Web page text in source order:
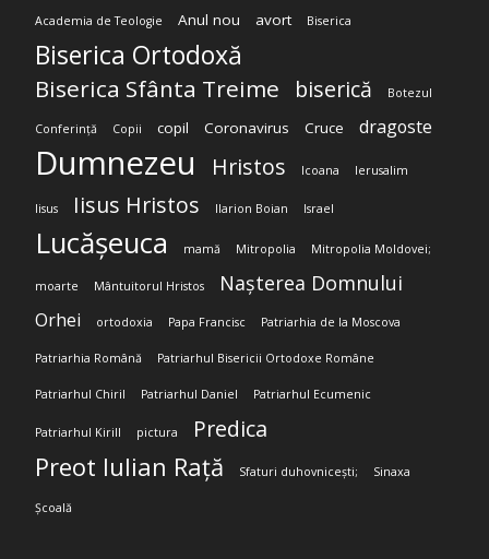
Academia de Teologie Anul nou avort Biserica
Biserica Ortodoxă
Biserica Sfânta Treime biserică Botezul
Conferință Copii copil Coronavirus Cruce dragoste
Dumnezeu Hristos Icoana Ierusalim
Iisus Iisus Hristos Ilarion Boian Israel
Lucășeuca mamă Mitropolia Mitropolia Moldovei;
moarte Mântuitorul Hristos Nașterea Domnului
Orhei ortodoxia Papa Francisc Patriarhia de la Moscova
Patriarhia Română Patriarhul Bisericii Ortodoxe Române
Patriarhul Chiril Patriarhul Daniel Patriarhul Ecumenic
Patriarhul Kirill pictura Predica
Preot Iulian Rață Sfaturi duhovnicești; Sinaxa
Școală